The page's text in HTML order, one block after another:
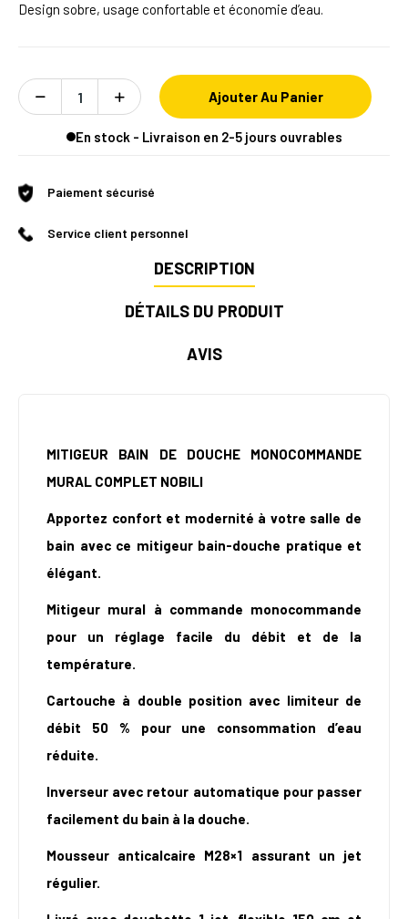
Design sobre, usage confortable et économie d’eau.
Ajouter Au Panier
En stock - Livraison en 2-5 jours ouvrables
Paiement sécurisé
Service client personnel
DESCRIPTION
DÉTAILS DU PRODUIT
AVIS
MITIGEUR BAIN DE DOUCHE MONOCOMMANDE
MURAL COMPLET NOBILI
Apportez confort et modernité à votre salle de
bain avec ce mitigeur bain-douche pratique et
élégant.
Mitigeur mural à commande monocommande
pour un réglage facile du débit et de la
température.
Cartouche à double position avec limiteur de
débit 50 % pour une consommation d’eau
réduite.
Inverseur avec retour automatique pour passer
facilement du bain à la douche.
Mousseur anticalcaire M28×1 assurant un jet
régulier.